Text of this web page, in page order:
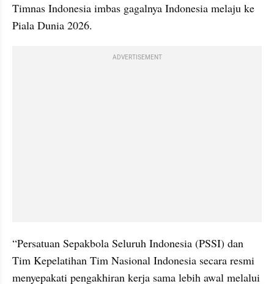
Timnas Indonesia imbas gagalnya Indonesia melaju ke
Piala Dunia 2026.
ADVERTISEMENT
“Persatuan Sepakbola Seluruh Indonesia (PSSI) dan
Tim Kepelatihan Tim Nasional Indonesia secara resmi
menyepakati pengakhiran kerja sama lebih awal melalui